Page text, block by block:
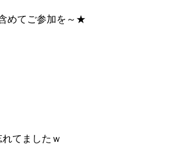
めてご参加を～★
てましたｗ